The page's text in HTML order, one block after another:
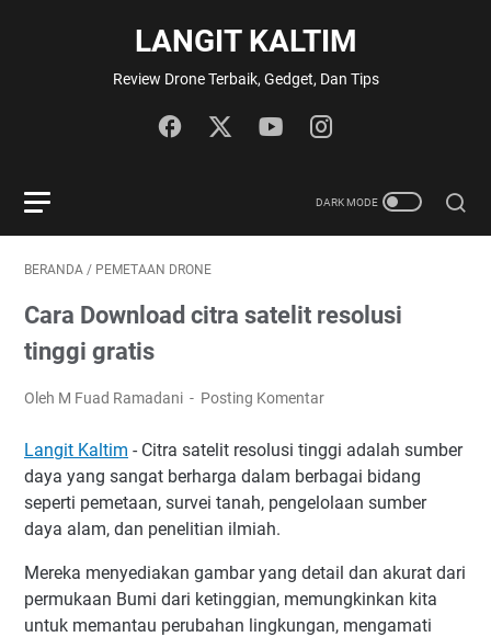
LANGIT KALTIM
Review Drone Terbaik, Gedget, Dan Tips
BERANDA / PEMETAAN DRONE
Cara Download citra satelit resolusi
tinggi gratis
Oleh M Fuad Ramadani Posting Komentar
Langit Kaltim - Citra satelit resolusi tinggi adalah sumber
daya yang sangat berharga dalam berbagai bidang
seperti pemetaan, survei tanah, pengelolaan sumber
daya alam, dan penelitian ilmiah.
Mereka menyediakan gambar yang detail dan akurat dari
permukaan Bumi dari ketinggian, memungkinkan kita
untuk memantau perubahan lingkungan, mengamati